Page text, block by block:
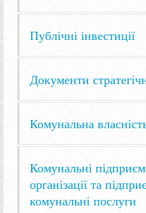
Публічні інвестиції
Документи
Комунальна
Комунальні
організації та
комунальні послуги